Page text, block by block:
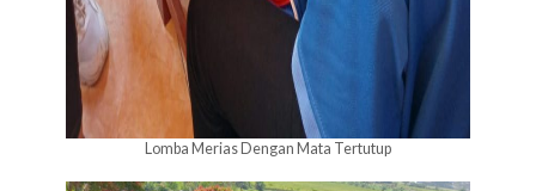
Lomba Merias Dengan Mata Tertutup